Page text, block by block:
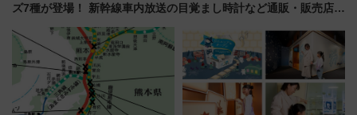
ズ7種が登場！ 新幹線車内放送の目覚まし時計など通販・販売店舗